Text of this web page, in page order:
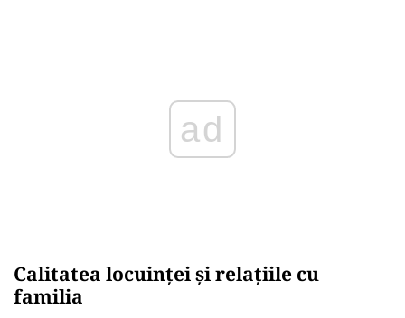
Calitatea locuinței și relațiile cu
familia